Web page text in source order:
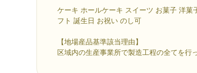
ケーキ ホールケーキ スイーツ お菓子 洋菓
フト 誕生日 お祝い のし可
【地場産品基準該当理由】
区域内の生産事業所で製造工程の全てを行